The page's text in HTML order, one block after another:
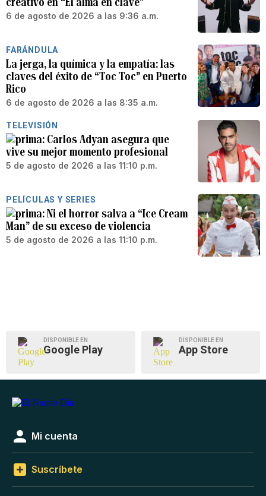
6 de agosto de 2026 a las 9:36 a.m.
FARÁNDULA
La jerga, la química y la empatía: las
claves del éxito de “Toc Toc” en Puerto
Rico
6 de agosto de 2026 a las 8:35 a.m.
TELEVISIÓN
Carlos Adyan asegura que
vive su mejor momento profesional
5 de agosto de 2026 a las 11:10 p.m.
PELÍCULAS Y SERIES
Ni el horror salva a “Ice Cream
Man” de su exceso de violencia
5 de agosto de 2026 a las 11:10 p.m.
DISPONIBLE EN
Google Play
DISPONIBLE EN
App Store
Mi cuenta
Suscríbete